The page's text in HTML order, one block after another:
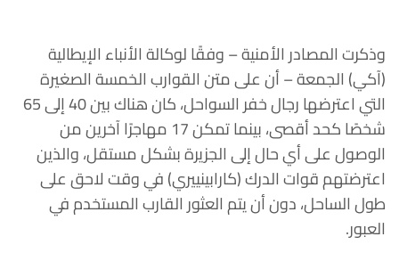
وذكرت المصادر الأمنية – وفقًا لوكالة الأنباء الإيطالية
(آكي) الجمعة – أن على متن القوارب الخمسة الصغيرة
التي اعترضها رجال خفر السواحل، كان هناك بين 40 إلى 65
شخصًا كحد أقصى، بينما تمكن 17 مهاجرًا آخرين من
الوصول على أي حال إلى الجزيرة بشكل مستقل، والذين
اعترضتهم قوات الدرك (كارابينييري) في وقت لاحق على
طول الساحل، دون أن يتم العثور القارب المستخدم في
العبور.